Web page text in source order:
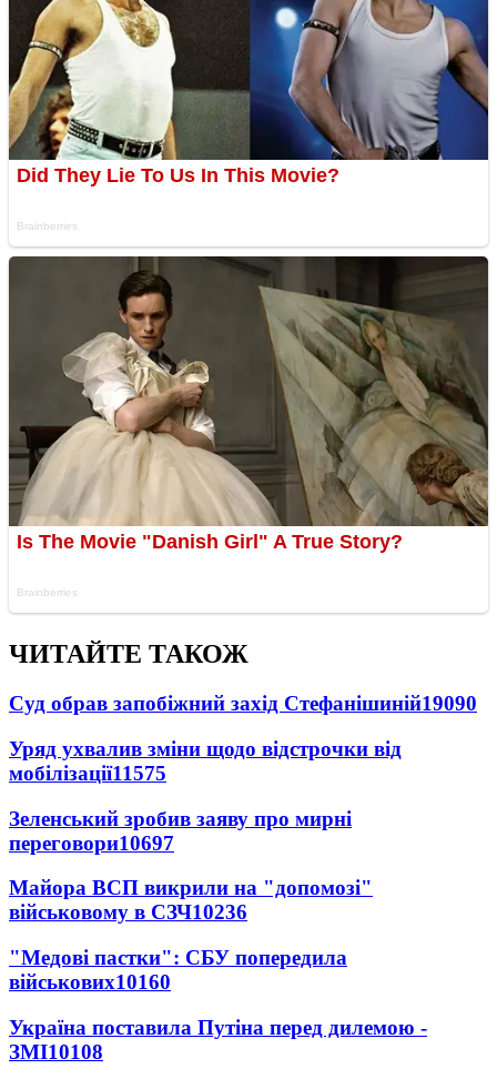
ЧИТАЙТЕ ТАКОЖ
Суд обрав запобіжний захід Стефанішиній19090
Уряд ухвалив зміни щодо відстрочки від
мобілізації11575
Зеленський зробив заяву про мирні
переговори10697
Майора ВСП викрили на "допомозі"
військовому в СЗЧ10236
"Медові пастки": СБУ попередила
військових10160
Україна поставила Путіна перед дилемою -
ЗМІ10108